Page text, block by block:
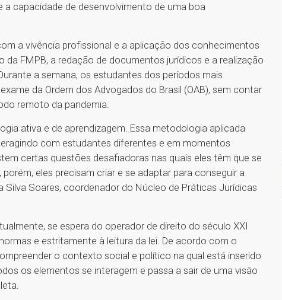
a capacidade de desenvolvimento de uma boa
a vivência profissional e a aplicação dos conhecimentos
da FMPB, a redação de documentos jurídicos e a realização
a semana, os estudantes dos períodos mais
da Ordem dos Advogados do Brasil (OAB), sem contar
remoto da pandemia.
ativa e de aprendizagem. Essa metodologia aplicada
com estudantes diferentes e em momentos
certas questões desafiadoras nas quais eles têm que se
eles precisam criar e se adaptar para conseguir a
Silva Soares, coordenador do Núcleo de Práticas Jurídicas
se espera do operador de direito do século XXI
e estritamente à leitura da lei. De acordo com o
o contexto social e político na qual está inserido
os elementos se interagem e passa a sair de uma visão